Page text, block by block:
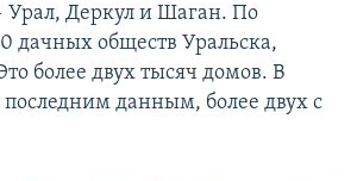
Урал, Деркул и Шаган. По
дачных обществ Уральска,
более двух тысяч домов. В
данным, более двух с